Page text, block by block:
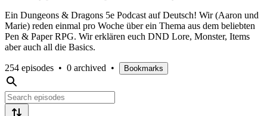
Ein Dungeons & Dragons 5e Podcast auf Deutsch! Wir (Aaron und
Marie) reden einmal pro Woche über ein Thema aus dem beliebten
Pen & Paper RPG. Wir erklären euch DND Lore, Monster, Items
aber auch all die Basics.
254 episodes • 0 archived • Bookmarks